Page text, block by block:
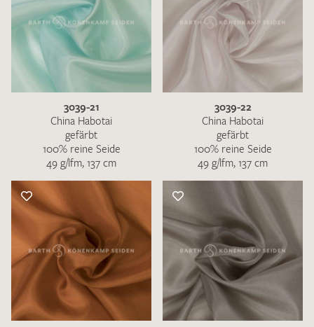
3039-21
China Habotai
gefärbt
100% reine Seide
49 g/lfm, 137 cm
3039-22
China Habotai
gefärbt
100% reine Seide
49 g/lfm, 137 cm